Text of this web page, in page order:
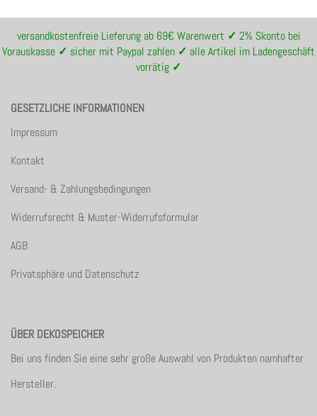
versandkostenfreie Lieferung ab 69€ Warenwert ✓ 2% Skonto bei
Vorauskasse ✓ sicher mit Paypal zahlen ✓ alle Artikel im Ladengeschäft
vorrätig ✓
GESETZLICHE INFORMATIONEN
Impressum
Kontakt
Versand- & Zahlungsbedingungen
Widerrufsrecht & Muster-Widerrufsformular
AGB
Privatsphäre und Datenschutz
ÜBER DEKOSPEICHER
Bei uns finden Sie eine sehr große Auswahl von Produkten namhafter
Hersteller.